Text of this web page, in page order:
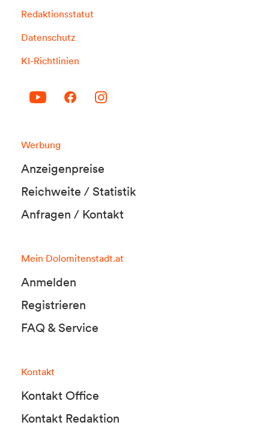
Redaktionsstatut
Datenschutz
KI-Richtlinien
Werbung
Anzeigenpreise
Reichweite / Statistik
Anfragen / Kontakt
Mein Dolomitenstadt.at
Anmelden
Registrieren
FAQ & Service
Kontakt
Kontakt Office
Kontakt Redaktion